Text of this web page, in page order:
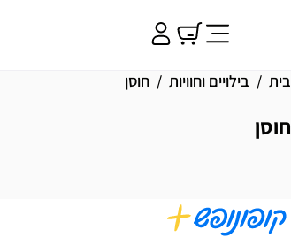
בית בילויים וחוויות חוסן
חוסן